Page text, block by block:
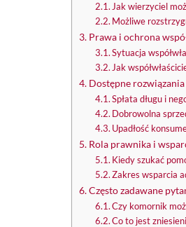
Jak wierzyciel
Możliwe
Prawa i ochrona
Sytuacja
Jak
Dostępne
Spłata długu i
Dobrowolna
Upadłość
Rola prawnika i
Kiedy szukać
Zakres wsparcia
Często zadawane
Czy komornik
Co to jest